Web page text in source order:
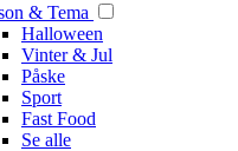
& Tema
Halloween
Vinter & Jul
Påske
Sport
Fast Food
Se alle